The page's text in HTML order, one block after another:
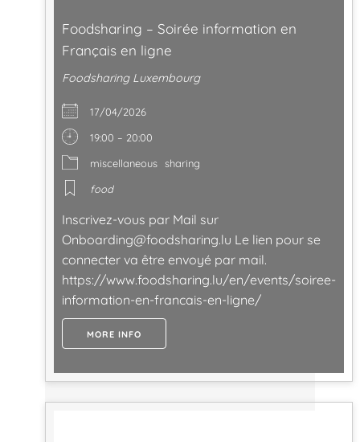
Foodsharing – Soirée information en
Français en ligne
Foodsharing Luxembourg
17/04/2026
19:00 – 20:00
miscellaneous sharing
food
Inscrivez-vous par Mail sur
Onboarding@foodsharing.lu Le lien pour se
connecter va être envoyé par mail.
https://www.foodsharing.lu/en/events/soiree-
information-en-francais-en-ligne/
MORE INFO